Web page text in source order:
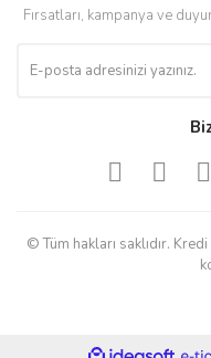
Fırsatları, kampanya ve
© Tüm hakları saklıdır.